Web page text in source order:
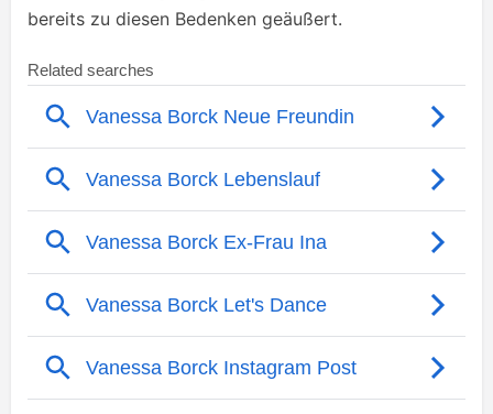
bereits zu diesen Bedenken geäußert.